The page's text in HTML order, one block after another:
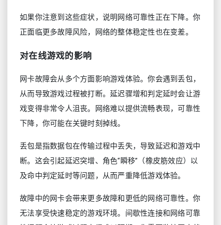
如果你注意到这些症状，说明网络可靠性正在下降。你
正面临更多故障风险，网络的整体稳定性也在变差。
对在线游戏的影响
网卡故障会从多个方面影响游戏体验。你会遇到丢包，
从而导致游戏过程被打断。延迟骤增和判定延时会让游
戏变得非常令人沮丧。网络难以提供流畅表现，可靠性
下降，你可能在关键时刻掉线。
丢包是指数据包在传输过程中丢失，导致延迟和游戏中
断。这会引起延迟突增、角色“瞬移”（橡皮筋效应）以
及命中判定延时等问题，从而严重降低游戏体验。
故障中的网卡会带来更多故障和更低的网络可靠性。你
无法享受快速稳定的游戏环境。间歇性连接和网络可靠